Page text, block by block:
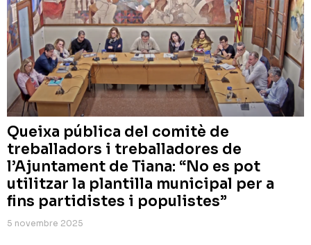
Queixa pública del comitè de
treballadors i treballadores de
l’Ajuntament de Tiana: “No es pot
utilitzar la plantilla municipal per a
fins partidistes i populistes”
5 novembre 2025